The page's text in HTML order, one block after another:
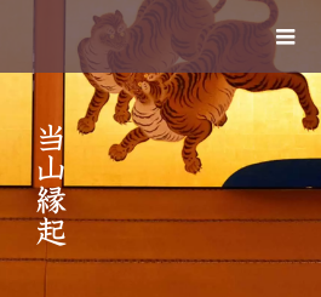
当山縁起